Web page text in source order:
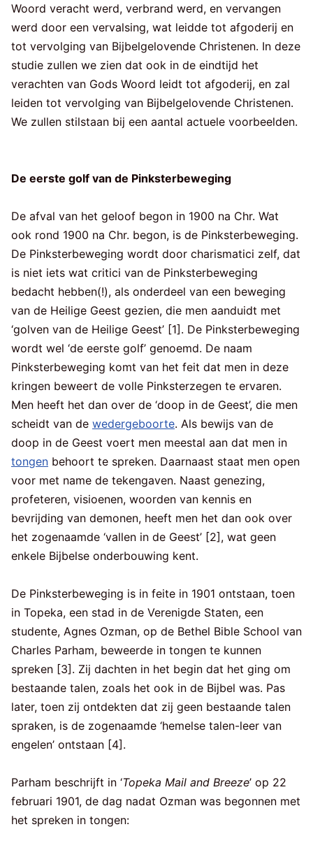
Woord veracht werd, verbrand werd, en vervangen
werd door een vervalsing, wat leidde tot afgoderij en
tot vervolging van Bijbelgelovende Christenen. In deze
studie zullen we zien dat ook in de eindtijd het
verachten van Gods Woord leidt tot afgoderij, en zal
leiden tot vervolging van Bijbelgelovende Christenen.
We zullen stilstaan bij een aantal actuele voorbeelden.
De eerste golf van de Pinksterbeweging
De afval van het geloof begon in 1900 na Chr. Wat
ook rond 1900 na Chr. begon, is de Pinksterbeweging.
De Pinksterbeweging wordt door charismatici zelf, dat
is niet iets wat critici van de Pinksterbeweging
bedacht hebben(!), als onderdeel van een beweging
van de Heilige Geest gezien, die men aanduidt met
‘golven van de Heilige Geest’ [1]. De Pinksterbeweging
wordt wel ‘de eerste golf’ genoemd. De naam
Pinksterbeweging komt van het feit dat men in deze
kringen beweert de volle Pinksterzegen te ervaren.
Men heeft het dan over de ‘doop in de Geest’, die men
scheidt van de wedergeboorte. Als bewijs van de
doop in de Geest voert men meestal aan dat men in
tongen behoort te spreken. Daarnaast staat men open
voor met name de tekengaven. Naast genezing,
profeteren, visioenen, woorden van kennis en
bevrijding van demonen, heeft men het dan ook over
het zogenaamde ‘vallen in de Geest’ [2], wat geen
enkele Bijbelse onderbouwing kent.
De Pinksterbeweging is in feite in 1901 ontstaan, toen
in Topeka, een stad in de Verenigde Staten, een
studente, Agnes Ozman, op de Bethel Bible School van
Charles Parham, beweerde in tongen te kunnen
spreken [3]. Zij dachten in het begin dat het ging om
bestaande talen, zoals het ook in de Bijbel was. Pas
later, toen zij ontdekten dat zij geen bestaande talen
spraken, is de zogenaamde ‘hemelse talen-leer van
engelen’ ontstaan [4].
Parham beschrijft in ‘Topeka Mail and Breeze’ op 22
februari 1901, de dag nadat Ozman was begonnen met
het spreken in tongen: